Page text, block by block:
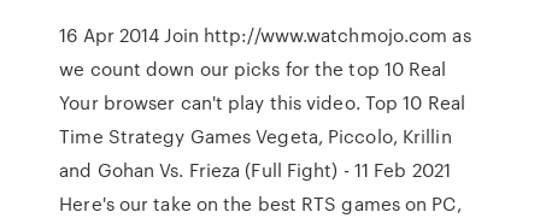
16 Apr 2014 Join http://www.watchmojo.com as
we count down our picks for the top 10 Real
Your browser can't play this video. Top 10 Real
Time Strategy Games Vegeta, Piccolo, Krillin
and Gohan Vs. Frieza (Full Fight) - 11 Feb 2021
Here's our take on the best RTS games on PC,